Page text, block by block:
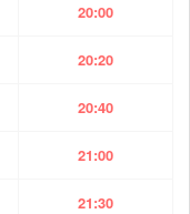
20:00
20:20
20:40
21:00
21:30